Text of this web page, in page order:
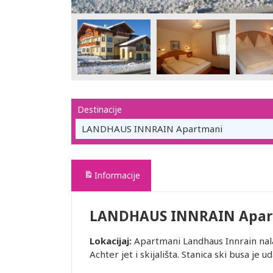
Destinacije
LANDHAUS INNRAIN Apartmani
Informacije
LANDHAUS INNRAIN
Lokacijaj: Apartmani Landhaus Innrain
Achter jet i skijališta. Stanica ski busa je